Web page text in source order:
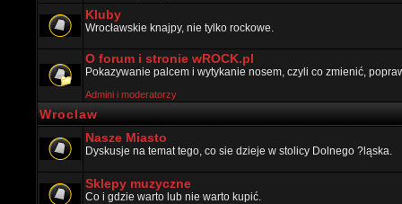
Kluby
Wrocławskie knajpy, nie tylko rockowe.
O forum i stronie wROCK.pl
Pokazywanie palcem i wytykanie nosem, czyli co zmienić,
Admini i moderatorzy
Wroclaw
Nasze Miasto
Dyskusje na temat tego, co sie dzieje w stolicy Dolnego ?ląska.
Sklepy muzyczne
Co i gdzie warto lub nie warto kupić.